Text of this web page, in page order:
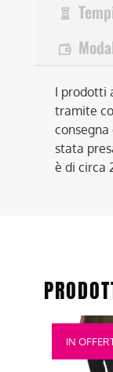
I prodotti
tramite
consegna
stata
è di circa
IN
Questo
prodotto